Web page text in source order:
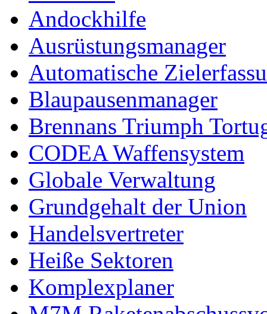
Andockhilfe
Ausrüstungsmanager
Automatische
Blaupausenmanager
Brennans Triumph
CODEA Waffensystem
Globale Verwaltung
Grundgehalt der Union
Handelsvertreter
Heiße Sektoren
Komplexplaner